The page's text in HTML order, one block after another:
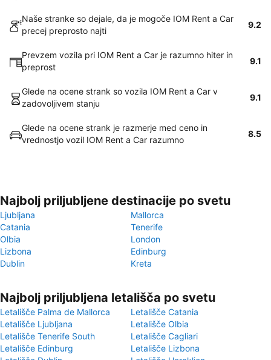
Naše stranke so dejale, da je mogoče IOM Rent a Car
precej preprosto najti
9.2
Prevzem vozila pri IOM Rent a Car je razumno hiter in
preprost
9.1
Glede na ocene strank so vozila IOM Rent a Car v
zadovoljivem stanju
9.1
Glede na ocene strank je razmerje med ceno in
vrednostjo vozil IOM Rent a Car razumno
8.5
Najbolj priljubljene destinacije po svetu
Ljubljana
Mallorca
Catania
Tenerife
Olbia
London
Lizbona
Edinburg
Dublin
Kreta
Najbolj priljubljena letališča po svetu
Letališče Palma de Mallorca
Letališče Catania
Letališče Ljubljana
Letališče Olbia
Letališče Tenerife South
Letališče Cagliari
Letališče Edinburg
Letališče Lizbona